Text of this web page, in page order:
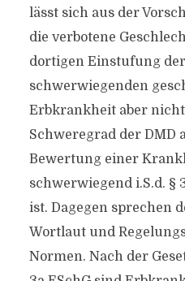
lässt sich aus der
die verbotene
dortigen Einstufung
schwerwiegenden
Erbkrankheit aber nicht
Schweregrad der DMD
Bewertung einer
schwerwiegend i.S.d. §
ist. Dagegen sprechen
Wortlaut und
Normen. Nach der